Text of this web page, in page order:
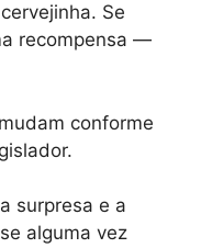
Se
recompensa —
conforme
surpresa e a
alguma vez